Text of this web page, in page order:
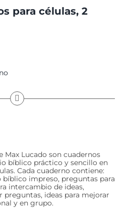
para células, 2
Max Lucado son cuadernos
bíblico práctico y sencillo en
Cada cuaderno contiene:
bíblico impreso, preguntas para
intercambio de ideas,
preguntas, ideas para mejorar
y en grupo.